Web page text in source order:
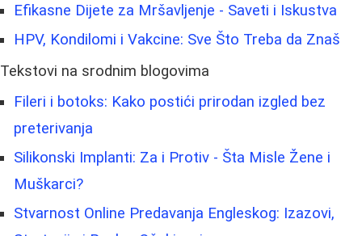
Efikasne Dijete za Mršavljenje - Saveti i Iskustva
HPV, Kondilomi i Vakcine: Sve Što Treba da Znaš
Tekstovi na srodnim blogovima
Fileri i botoks: Kako postići prirodan izgled bez
preterivanja
Silikonski Implanti: Za i Protiv - Šta Misle Žene i
Muškarci?
Stvarnost Online Predavanja Engleskog: Izazovi,